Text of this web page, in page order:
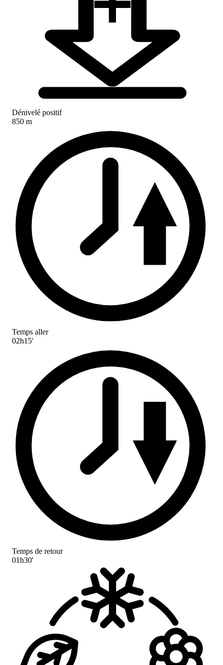
Dénivelé positif
850 m
Temps aller
02h15'
Temps de retour
01h30'